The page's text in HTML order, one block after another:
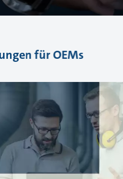
für OEMs